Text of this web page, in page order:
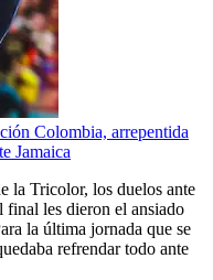
Colombia, arrepentida
Jamaica
la Tricolor, los duelos ante
final les dieron el ansiado
la última jornada que se
refrendar todo ante